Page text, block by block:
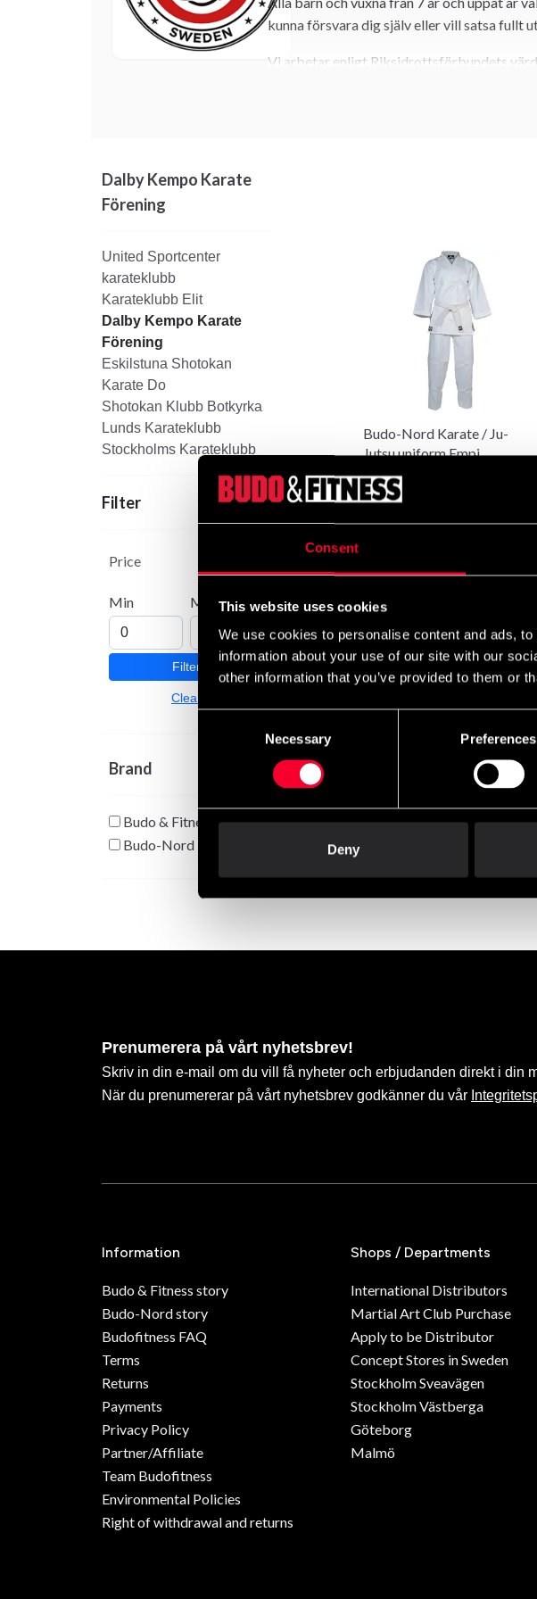
Consent
This website uses cookies
We use cookies to personalise content and ads,
information about your use of our site with our
other information that you’ve provided to them or
Necessary Preferences
Deny
kunna försvara dig själv eller vill satsa fullt
Vi arbetar enligt Riksidrottsförbundets
föräldrar har en klubb där alla kan trivas
du veta mer, eller rent av prova på? Kom
kan du använda vårt kontaktformulär, men
så mycket enklare att visa och beskriva på
Stilen vi tränar heter Isshin-Ryu Kempo
inslag från bl.a. kick-boxning och judo.
dessutom stora möjligheter att själv
att den passar såväl gammal som ung, för
Kempo knockdown no-gi är en
mattkamp, lås och andra tekniker för att
tävling, men är också en mycket allsidig
KKF Dalby
Dalby Kempo Karate
Förening
United Sportcenter
karateklubb
Karateklubb Elit
Dalby Kempo Karate
Förening
Eskilstuna Shotokan
Karate Do
Shotokan Klubb Botkyrka
Lunds Karateklubb
Stockholms Karateklubb
Filter
Price
Min Max
Filter
Clear
Brand
Budo & Fitness
Budo-Nord
Budo-Nord Karate / Ju-
Jutsu uniform Empi
From 330 SEK
Prenumerera på vårt nyhetsbrev!
Skriv in din e-mail om du vill få nyheter och erbjudanden direkt i din
När du prenumererar på vårt nyhetsbrev godkänner du vår
Information
Budo & Fitness story
Budo-Nord story
Budofitness FAQ
Terms
Returns
Payments
Privacy Policy
Partner/Affiliate
Team Budofitness
Environmental Policies
Right of withdrawal and returns
Shops / Departments
International Distributors
Martial Art Club Purchase
Apply to be Distributor
Concept Stores in Sweden
Stockholm Sveavägen
Stockholm Västberga
Göteborg
Malmö